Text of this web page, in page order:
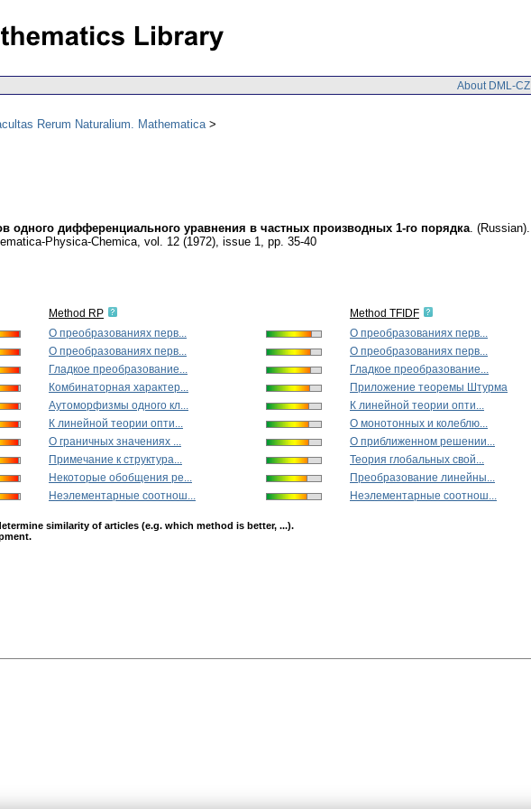
About DML-CZ
Rerum Naturalium. Mathematica
одного дифференциального уравнения в частных производных 1-го порядка. (Russian).
Physica-Chemica, vol. 12 (1972), issue 1, pp. 35-40
Method RP
О преобразованиях перв...
О преобразованиях перв...
Гладкое преобразование...
Комбинаторная характер...
Аутоморфизмы одного кл...
К линейной теории опти...
О граничных значениях ...
Примечание к структура...
Некоторые обобщения ре...
Неэлементарные соотнош...
Method TFIDF
О преобразованиях перв...
О преобразованиях перв...
Гладкое преобразование...
Приложение теоремы Штурма
К линейной теории опти...
О монотонных и колеблю...
О приближенном решении...
Теория глобальных свой...
Преобразование линейны...
Неэлементарные соотнош...
similarity of articles (e.g. which method is better, ...).